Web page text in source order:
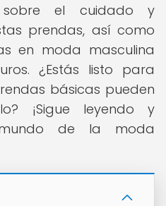
sobre el cuidado y
prendas, así como
en moda masculina
¿Estás listo para
básicas pueden
¡Sigue leyendo y
de la moda